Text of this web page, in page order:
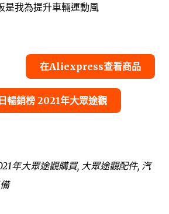
是我為提升車輛運動風
在Aliexpress查看商品
暢銷榜 2021年大眾途觀
年大眾途觀購買, 大眾途觀配件, 汽